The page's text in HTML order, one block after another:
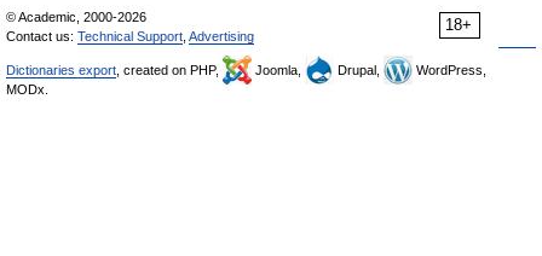
18+
© Academic, 2000-2026
Contact us: Technical Support Advertising
Dictionaries export , created on PHP, Joomla, Drupal,
WordPress,
MODx.